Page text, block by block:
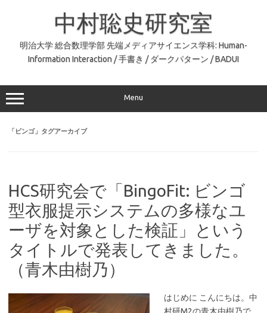
中村聡史研究室
明治大学 総合数理学部 先端メディアサイエンス学科: Human-
Information Interaction / 手書き / ダークパターン / BADUI
Menu
「ビンゴ」タグアーカイブ
HCS研究会で「BingoFit: ビンゴ
型衣服提示システムの多様なユ
ーザを対象とした検証」という
タイトルで発表してきました。
（青木由樹乃）
はじめに こんにちは。中